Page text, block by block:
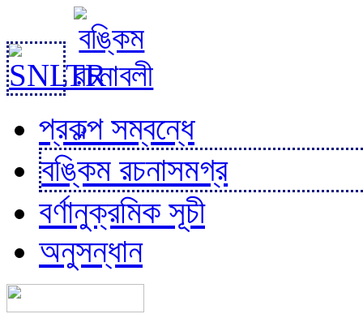
প্রকল্প সম্বন্ধে
বঙ্কিম রচনাসমগ্র
বর্ণানুক্রমিক সূচী
অনুসন্ধান